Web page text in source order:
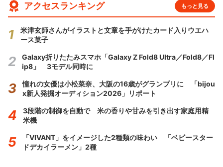
アクセスランキング もっと見る
米津玄師さんがイラストと文章を手がけたカード入りウエハ
ース菓子
Galaxy折りたたみスマホ「Galaxy Z Fold8 Ultra／Fold8／Fl
ip8」 3モデル同時に
憧れの女優は小松菜奈、大阪の16歳がグランプリに 「bijou
x新人発掘オーディション2026」リポート
3段階の制御を自動で 米の香りや甘みを引き出す家庭用精
米機
「VIVANT」をイメージした2種類の味わい 「ベビースター
ドデカイラーメン」2種